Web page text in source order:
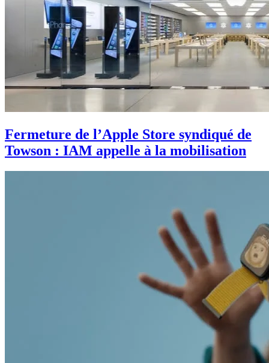
Fermeture de l’Apple Store syndiqué de
Towson : IAM appelle à la mobilisation